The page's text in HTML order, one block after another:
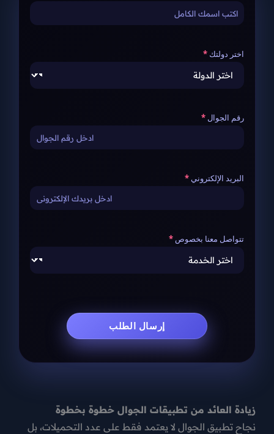
اختر دولتك
رقم الجوال
البريد الإلكتروني
تتواصل معنا بخصوص
زيادة العائد من تطبيقات الجوال خطوة بخطوة
نجاح تطبيق الجوال لا يعتمد فقط على عدد التحميلات، بل